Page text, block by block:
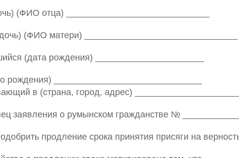
(ФИО отца) _____________________________
(ФИО матери) _______________________________
(дата рождения) ______________________
рождения) ______________________________
в (страна, город, адрес)
заявления о румынском гражданстве №
продление срока принятия присяги на